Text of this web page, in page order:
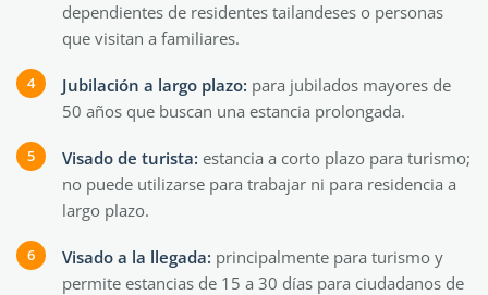
dependientes de residentes tailandeses o personas
que visitan a familiares.
Jubilación a largo plazo: para jubilados mayores de
50 años que buscan una estancia prolongada.
Visado de turista: estancia a corto plazo para turismo;
no puede utilizarse para trabajar ni para residencia a
largo plazo.
Visado a la llegada: principalmente para turismo y
permite estancias de 15 a 30 días para ciudadanos de